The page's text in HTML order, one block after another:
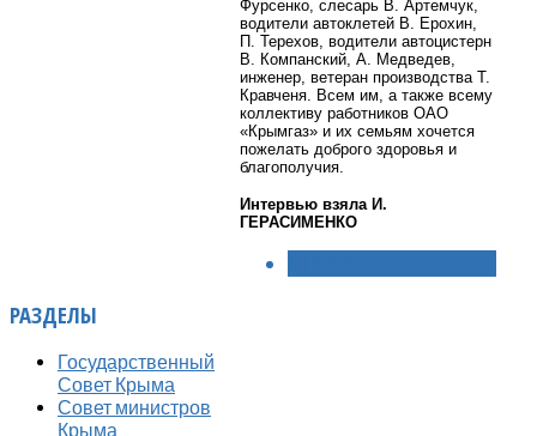
Фурсенко, слесарь В. Артемчук,
водители автоклетей В. Ерохин,
П. Терехов, водители автоцистерн
В. Компанский, А. Медведев,
инженер, ветеран производства Т.
Кравченя. Всем им, а также всему
коллективу работников ОАО
«Крымгаз» и их семьям хочется
пожелать доброго здоровья и
благополучия.
Интервью взяла И.
ГЕРАСИМЕНКО
РАЗДЕЛЫ
Государственный
Совет Крыма
Совет министров
Крыма